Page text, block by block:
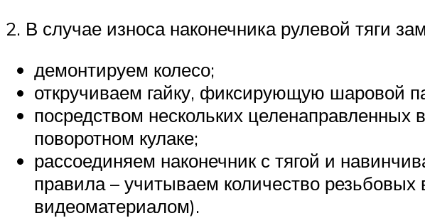
2. В случае износа наконечника рулевой тяги
демонтируем колесо;
откручиваем гайку, фиксирующую шаровой
посредством нескольких
поворотном кулаке;
рассоединяем наконечник с тягой и
правила – учитываем количество резьбовых
видеоматериалом).